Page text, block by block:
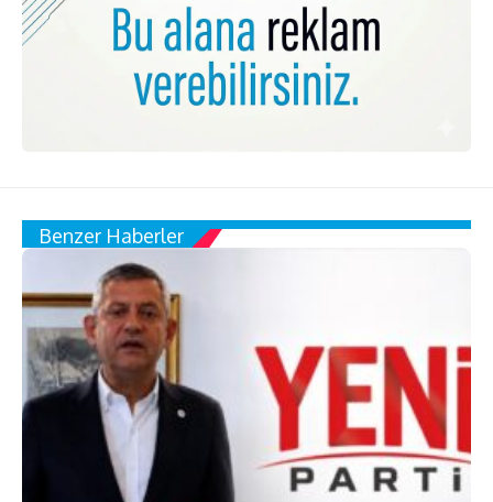
Benzer Haberler